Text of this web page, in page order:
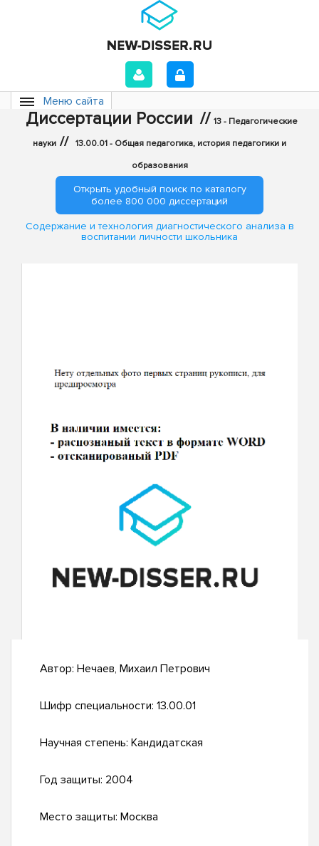
Меню сайта
Диссертации России // 13 - Педагогические
науки // 13.00.01 - Общая педагогика, история педагогики и
образования
Открыть удобный поиск по каталогу
более 800 000 диссертаций
Содержание и технология диагностического анализа в
воспитании личности школьника
Автор: Нечаев, Михаил Петрович
Шифр специальности: 13.00.01
Научная степень: Кандидатская
Год защиты: 2004
Место защиты: Москва